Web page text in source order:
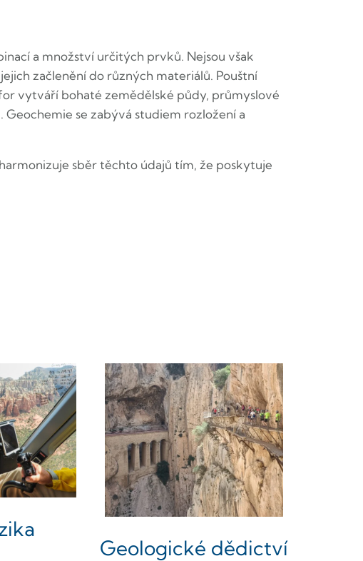
a množství určitých prvků. Nejsou však
začlenění do různých materiálů. Pouštní
vytváří bohaté zemědělské půdy, průmyslové
se zabývá studiem rozložení a
sběr těchto údajů tím, že poskytuje
Geologické dědictví